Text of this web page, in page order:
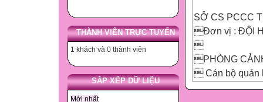
THÀNH VIÊN TRỰC TUYẾN
1 khách và 0 thành viên
SẮP XẾP DỮ LIỆU
Mới nhất
SỞ CS PCCC
Đơn vị : ĐỘI

PHÒNG
 Cán bộ quản
Ngày lập phiếu: